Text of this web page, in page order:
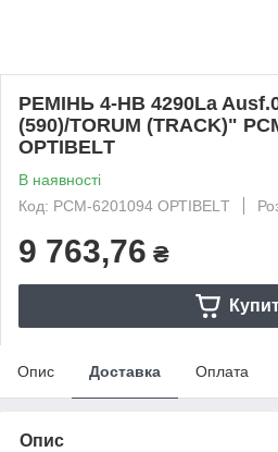
РЕМІНЬ 4-HB 4290La
(590)/TORUM (TRACK)"
ОРТIВЕLТ
В наявності
Код: РСМ-6201094 ОРТIВЕLТ
9 763,76 ₴
Опис Доставка Оплата
Опис